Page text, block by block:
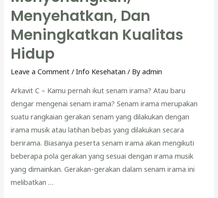
Menyehatkan, Dan
Meningkatkan Kualitas
Hidup
Leave a Comment /Info Kesehatan / Byadmin
Arkavit C – Kamu pernah ikut senam irama? Atau baru
dengar mengenai senam irama? Senam irama merupakan
suatu rangkaian gerakan senam yang dilakukan dengan
irama musik atau latihan bebas yang dilakukan secara
berirama. Biasanya peserta senam irama akan mengikuti
beberapa pola gerakan yang sesuai dengan irama musik
yang dimainkan. Gerakan-gerakan dalam senam irama ini
melibatkan …